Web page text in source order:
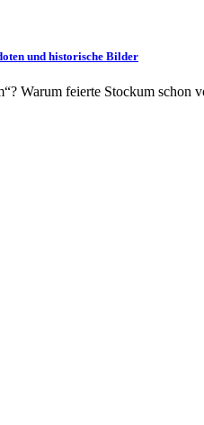
und historische Bilder
Warum feierte Stockum